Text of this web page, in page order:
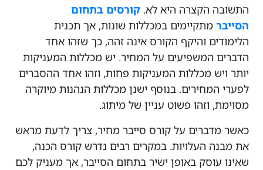
התשובה הקצרה היא לא. קורסים בתחום
הסייבר מתקיימים במכללות שונות, אך תכנית
הלימודים והיקף הקורס אינה זהה, כך שזהו אחד
הדברים המשפיעים על המחיר. יש מכללות המעניקות
יותר ויש מכללות המעניקות פחות, וזהו אחד ההסברים
לפערי המחירים. בנוסף ישנן מכללות הנהנות מיוקרה
מסוימת, וזהו פשוט עניין של מיתוג.
כאשר מדברים על קורס סייבר מחיר, צריך לדעת מראש
את מבנה העלויות. במקרים רבים נדרש קורס הכנה,
שאינו עוסק באופן ישיר בתחום הסייבר, אך מעניק לכם